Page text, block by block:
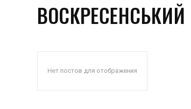
Нет постов для отображения